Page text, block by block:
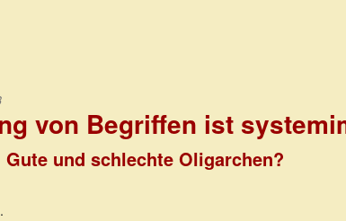
von Begriffen ist
Gute und schlechte Oligarchen?
.